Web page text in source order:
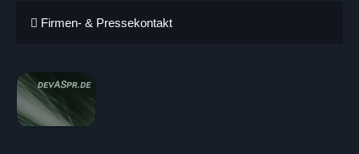
Firmen- & Pressekontakt